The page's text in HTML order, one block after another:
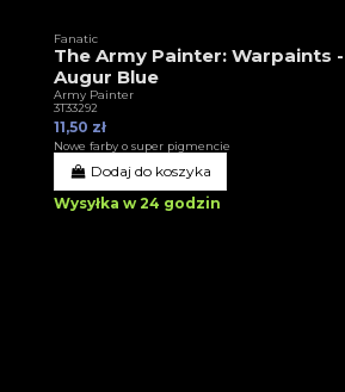
Fanatic
The Army Painter: Warpaints
Augur Blue
Army Painter
3T33292
11,50 zł
Nowe farby o super pigmencie
Dodaj do koszyka
Wysyłka w 24 godzin